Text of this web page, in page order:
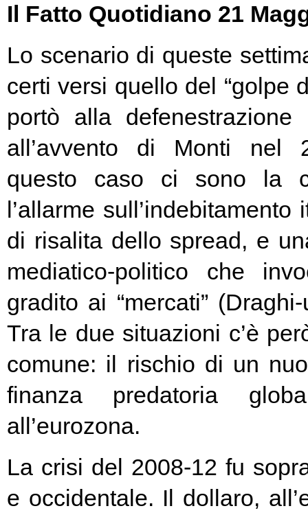
Il Fatto Quotidiano 21
Lo scenario di queste
certi versi quello del “golpe
portò alla
all’avvento di Monti nel
questo caso ci sono la
l’allarme
di risalita dello spread, e
mediatico-politico che
gradito ai “mercati”
Tra le due situazioni c’è
comune: il rischio di un
finanza predatoria
all’eurozona.
La crisi del 2008-12 fu
e occidentale. Il dollaro,